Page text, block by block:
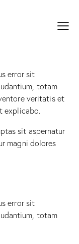
error sit
totam
veritatis et
explicabo.
sit aspernatur
magni dolores
error sit
totam